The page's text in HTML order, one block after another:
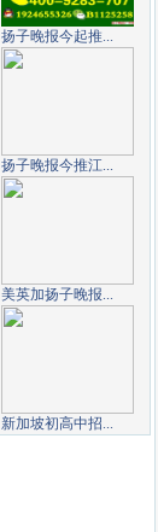
扬子晚报今起推...
扬子晚报今推江...
美英加扬子晚报...
新加坡初高中招...